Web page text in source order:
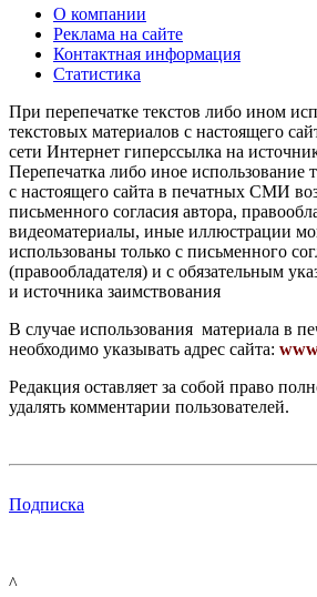
О компании
Реклама на сайте
Контактная информация
Статистика
При перепечатке текстов либо ином
текстовых материалов с настоящего
сети Интернет гиперссылка на
Перепечатка либо иное использование
с настоящего сайта в печатных СМИ
письменного согласия автора,
видеоматериалы, иные иллюстрации
использованы только с письменного
(правообладателя) и с обязательным
и источника заимствования
В случае использования материала в
необходимо указывать адрес сайта:
Редакция оставляет за собой право
удалять комментарии пользователей.
Подписка
^